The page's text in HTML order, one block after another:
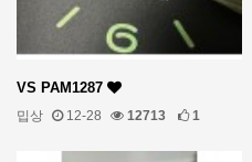
VS PAM1287
밉상 12-28 12713 1